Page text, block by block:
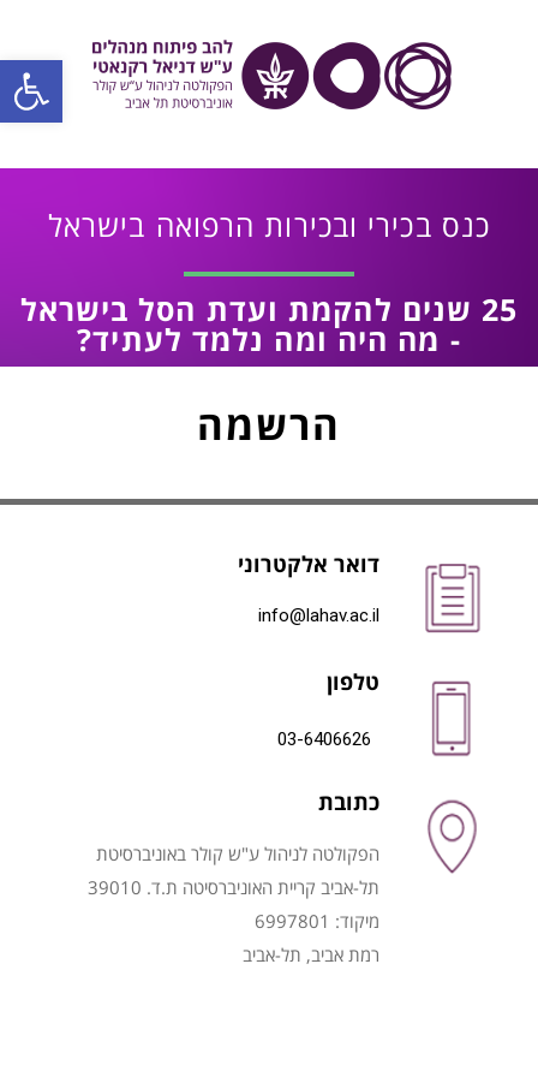
פתח
כנס בכירי ובכירות הרפואה בישראל
25 שנים להקמת ועדת הסל בישראל
- מה היה ומה נלמד לעתיד?
הרשמה
דואר אלקטרוני
info@lahav.ac.il
טלפון
03-6406626
כתובת
הפקולטה לניהול ע"ש קולר באוניברסיטת
תל-אביב קריית האוניברסיטה ת.ד. 39010
מיקוד: 6997801
רמת אביב, תל-אביב